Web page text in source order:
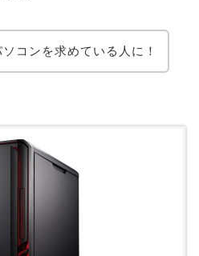
コンを求めている人に！